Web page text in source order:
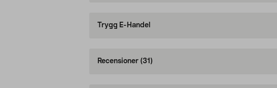
Trygg E-Handel
Recensioner (31)